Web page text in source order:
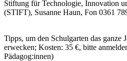
Stiftung für Technologie, Innovation
(STIFT), Susanne Haun, Fon 0361
Tipps, um den Schulgarten das ganze
erwecken; Kosten: 35 €, bitte
Pädagog:innen)